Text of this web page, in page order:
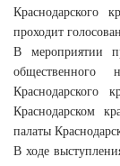
Краснодарского
проходит
В мероприятии
общественного
Краснодарского
Краснодарском
палаты
В ходе